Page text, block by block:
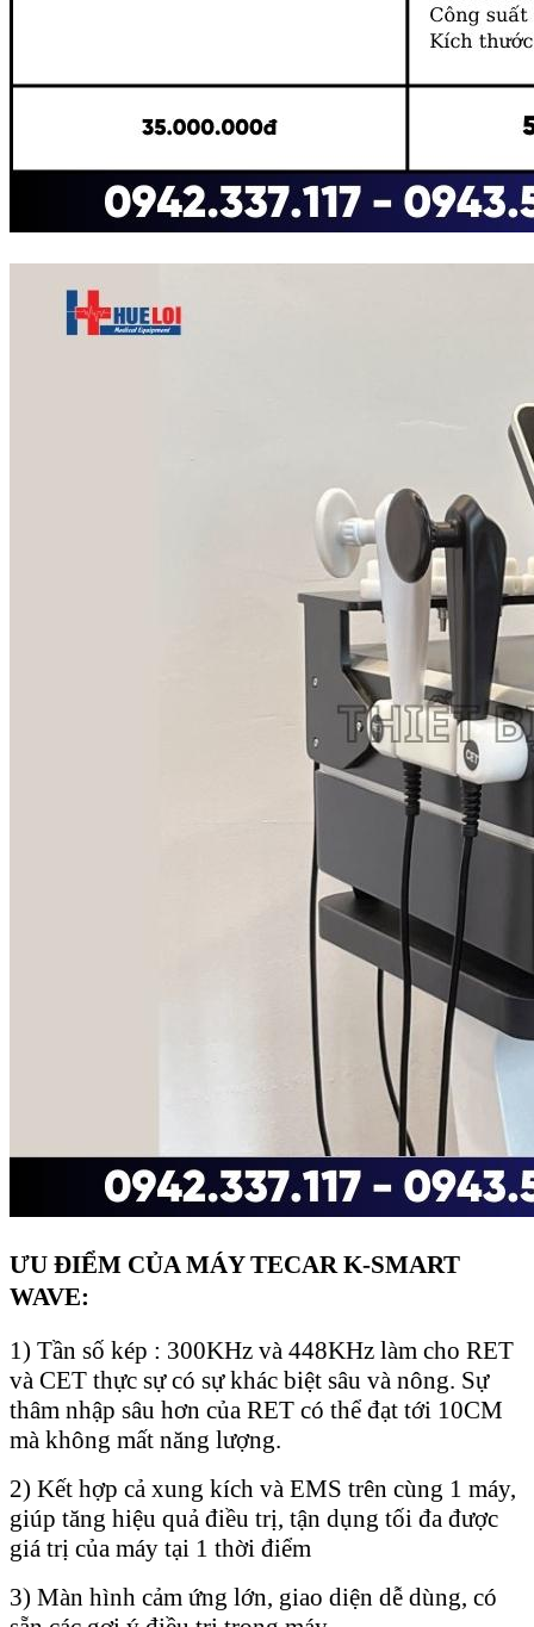
ƯU ĐIỂM CỦA MÁY TECAR K-SMART
WAVE:
1) Tần số kép : 300KHz và 448KHz làm cho RET
và CET thực sự có sự khác biệt sâu và nông. Sự
thâm nhập sâu hơn của RET có thể đạt tới 10CM
mà không mất năng lượng.
2) Kết hợp cả xung kích và EMS trên cùng 1 máy,
giúp tăng hiệu quả điều trị, tận dụng tối đa được
giá trị của máy tại 1 thời điểm
3) Màn hình cảm ứng lớn, giao diện dễ dùng, có